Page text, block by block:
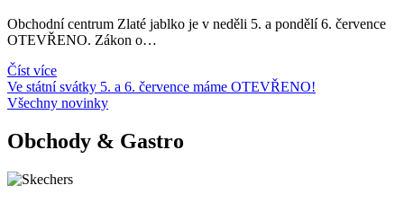
Obchodní centrum Zlaté jablko je v neděli 5. a pondělí 6. července
OTEVŘENO. Zákon o…
Číst více
Ve státní svátky 5. a 6. července máme OTEVŘENO!
Všechny novinky
Obchody & Gastro